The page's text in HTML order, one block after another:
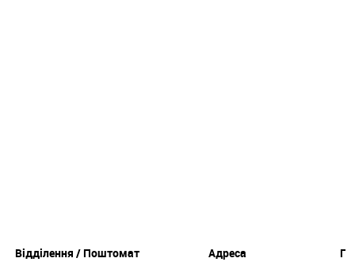
Відділення / Поштомат Адреса